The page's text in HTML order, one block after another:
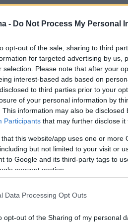
- Do Not Process My Personal
opt-out of the sale, sharing to third
for targeted advertising by us,
selection. Please note that after your
interest-based ads based on
to third parties prior to your
of your personal information by
This information may also be
Participants that may further disclose it
that this website/app uses one or
but not limited to your visit or
to Google and its third-party tags to
consent section.
Data Processing Opt Outs
opt-out of the Sharing of my personal
στην κυκλοφορία των
περιοχές.
σε ποτάμια,
της κυκλοφορίας, ενώ
ευτυχώς μόνο με